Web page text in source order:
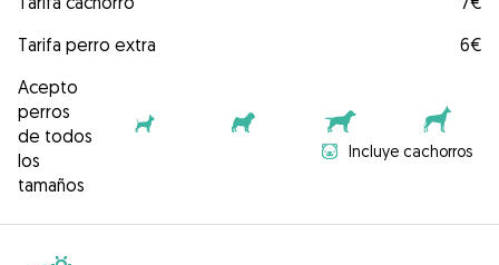
Tarifa perro extra
6€
Acepto
perros
de todos
los
tamaños
Incluye cachorros